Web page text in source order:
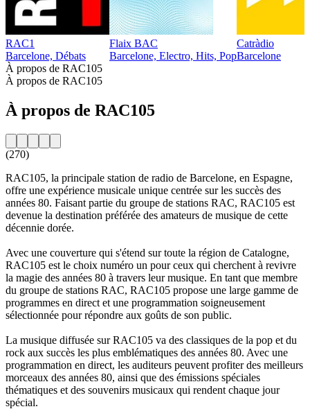
RAC1
Barcelone, Débats
Flaix BAC
Barcelone, Electro, Hits, Pop
Catràdio
Barcelone
À propos de RAC105
À propos de RAC105
À propos de RAC105
(270)
RAC105, la principale station de radio de Barcelone, en Espagne,
offre une expérience musicale unique centrée sur les succès des
années 80. Faisant partie du groupe de stations RAC, RAC105 est
devenue la destination préférée des amateurs de musique de cette
décennie dorée.
Avec une couverture qui s'étend sur toute la région de Catalogne,
RAC105 est le choix numéro un pour ceux qui cherchent à revivre
la magie des années 80 à travers leur musique. En tant que membre
du groupe de stations RAC, RAC105 propose une large gamme de
programmes en direct et une programmation soigneusement
sélectionnée pour répondre aux goûts de son public.
La musique diffusée sur RAC105 va des classiques de la pop et du
rock aux succès les plus emblématiques des années 80. Avec une
programmation en direct, les auditeurs peuvent profiter des meilleurs
morceaux des années 80, ainsi que des émissions spéciales
thématiques et des souvenirs musicaux qui rendent chaque jour
spécial.